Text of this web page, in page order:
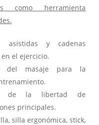
como herramienta
asistidas y cadenas
el ejercicio.
del masaje para la
de la libertad de
principales.
silla ergonómica, stick,